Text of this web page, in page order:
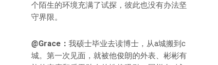
个陌生的环境充满了试探，彼此也没有办法坚
守界限。
@Grace： 我硕士毕业去读博士，从a城搬到c
城。第一次见面，就被他俊朗的外表、彬彬有